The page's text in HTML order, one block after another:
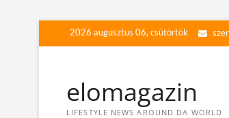
2026 augusztus 06, csütörtök
elomagazin
LIFESTYLE NEWS AROUND DA WORLD